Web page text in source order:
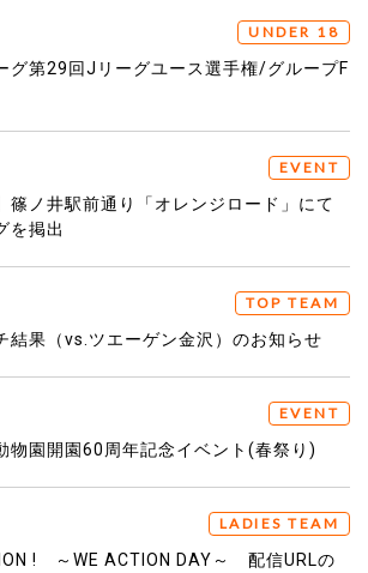
UNDER 18
グ第29回Jリーグユース選手権/グループF
EVENT
篠ノ井駅前通り「オレンジロード」にて
を掲出
TOP TEAM
結果（vs.ツエーゲン金沢）のお知らせ
EVENT
物園開園60周年記念イベント(春祭り)
LADIES TEAM
! ～WE ACTION DAY～ 配信URLの